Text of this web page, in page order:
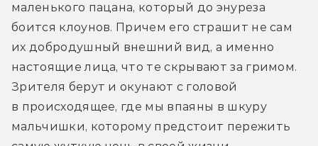
маленького пацана, который до энуреза
боится клоунов. Причем его страшит не сам
их добродушный внешний вид, а именно
настоящие лица, что те скрывают за гримом.
Зрителя берут и окунают с головой
в происходящее, где мы впаяны в шкуру
мальчишки, которому предстоит пережить